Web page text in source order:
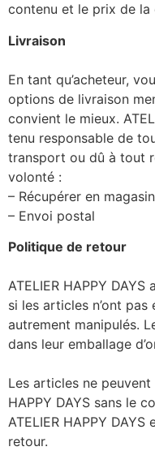
contenu et le prix de la
Livraison
En tant qu’acheteur,
options de livraison
convient le mieux.
tenu responsable de
transport ou dû à tout
volonté :
– Récupérer en magasin
– Envoi postal
Politique de retour
ATELIER HAPPY
si les articles n’ont
autrement manipulés.
dans leur emballage
Les articles ne peuvent
HAPPY DAYS sans le
ATELIER HAPPY
retour.